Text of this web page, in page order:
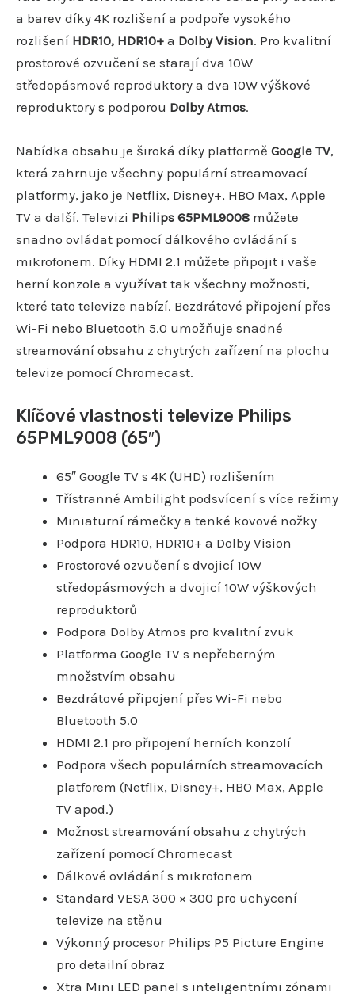
a barev díky 4K rozlišení a podpoře vysokého
rozlišení HDR10, HDR10+ a Dolby Vision. Pro kvalitní
prostorové ozvučení se starají dva 10W
středopásmové reproduktory a dva 10W výškové
reproduktory s podporou Dolby Atmos.
Nabídka obsahu je široká díky platformě Google TV,
která zahrnuje všechny populární streamovací
platformy, jako je Netflix, Disney+, HBO Max, Apple
TV a další. Televizi Philips 65PML9008 můžete
snadno ovládat pomocí dálkového ovládání s
mikrofonem. Díky HDMI 2.1 můžete připojit i vaše
herní konzole a využívat tak všechny možnosti,
které tato televize nabízí. Bezdrátové připojení přes
Wi-Fi nebo Bluetooth 5.0 umožňuje snadné
streamování obsahu z chytrých zařízení na plochu
televize pomocí Chromecast.
Klíčové vlastnosti televize Philips
65PML9008 (65″)
65″ Google TV s 4K (UHD) rozlišením
Třístranné Ambilight podsvícení s více režimy
Miniaturní rámečky a tenké kovové nožky
Podpora HDR10, HDR10+ a Dolby Vision
Prostorové ozvučení s dvojicí 10W
středopásmových a dvojicí 10W výškových
reproduktorů
Podpora Dolby Atmos pro kvalitní zvuk
Platforma Google TV s nepřeberným
množstvím obsahu
Bezdrátové připojení přes Wi-Fi nebo
Bluetooth 5.0
HDMI 2.1 pro připojení herních konzolí
Podpora všech populárních streamovacích
platforem (Netflix, Disney+, HBO Max, Apple
TV apod.)
Možnost streamování obsahu z chytrých
zařízení pomocí Chromecast
Dálkové ovládání s mikrofonem
Standard VESA 300 × 300 pro uchycení
televize na stěnu
Výkonný procesor Philips P5 Picture Engine
pro detailní obraz
Xtra Mini LED panel s inteligentními zónami